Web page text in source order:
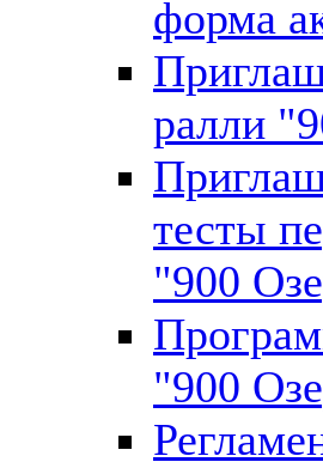
форма
ралли
тесты
"900
"900